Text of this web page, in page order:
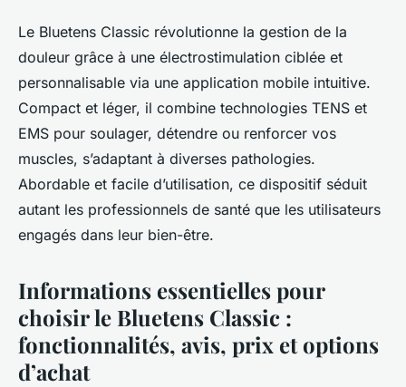
Découvrez comment le
bluetens classic transforme
votre santé
Pauline•24 juillet 2025 •4 min de lecture
Le Bluetens Classic révolutionne la gestion de la
douleur grâce à une électrostimulation ciblée et
personnalisable via une application mobile intuitive.
Compact et léger, il combine technologies TENS et
EMS pour soulager, détendre ou renforcer vos
muscles, s’adaptant à diverses pathologies.
Abordable et facile d’utilisation, ce dispositif séduit
autant les professionnels de santé que les utilisateurs
engagés dans leur bien-être.
Informations essentielles pour
choisir le Bluetens Classic :
fonctionnalités, avis, prix et options
d’achat